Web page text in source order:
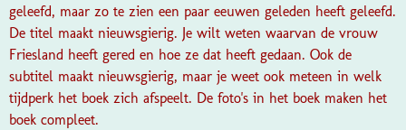
geleefd, maar zo te zien een paar eeuwen geleden heeft geleefd.
De titel maakt nieuwsgierig. Je wilt weten waarvan de vrouw
Friesland heeft gered en hoe ze dat heeft gedaan. Ook de
subtitel maakt nieuwsgierig, maar je weet ook meteen in welk
tijdperk het boek zich afspeelt. De foto's in het boek maken het
boek compleet.